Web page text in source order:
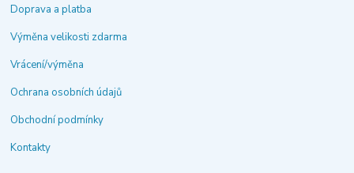
Doprava a platba
Výměna velikosti zdarma
Vrácení/výměna
Ochrana osobních údajů
Obchodní podmínky
Kontakty